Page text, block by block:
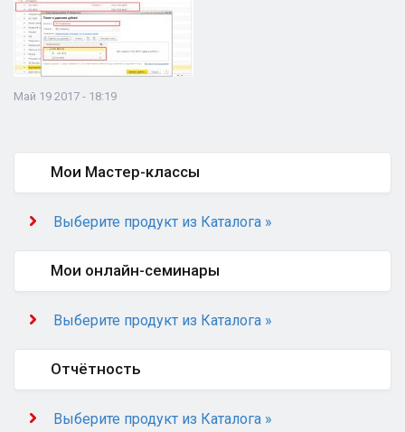
Май 19 2017 - 18:19
Мои Мастер-классы
Выберите продукт из Каталога »
Мои онлайн-семинары
Выберите продукт из Каталога »
Отчётность
Выберите продукт из Каталога »